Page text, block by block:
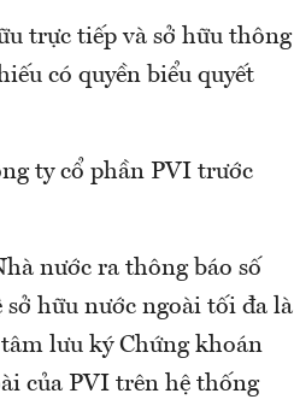
trực tiếp và sở hữu thông
có quyền biểu quyết
ty cổ phần PVI trước
nước ra thông báo số
hữu nước ngoài tối đa là
lưu ký Chứng khoán
của PVI trên hệ thống